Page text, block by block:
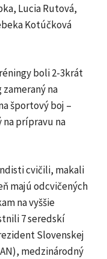
Lucia Rutová,
Kotúčková
boli 2-3krát
na
športový boj –
na prípravu na
cvičili, makali
majú odcvičených
na vyššie
7 seredskí
Slovenskej
medzinárodný